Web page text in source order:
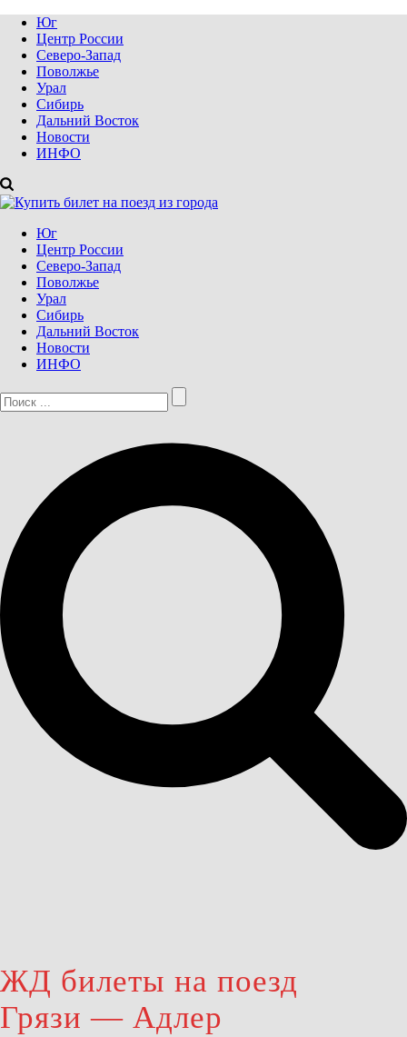
Юг
Центр России
Северо-Запад
Поволжье
Урал
Сибирь
Дальний Восток
Новости
ИНФО
Юг
Центр России
Северо-Запад
Поволжье
Урал
Сибирь
Дальний Восток
Новости
ИНФО
ЖД билеты на поезд
Грязи — Адлер